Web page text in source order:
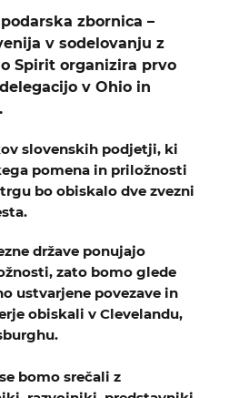
zbornica –
v sodelovanju z
Spirit organizira prvo
v Ohio in
slovenskih podjetji, ki
pomena in priložnosti
bo obiskalo dve zvezni
države ponujajo
zato bomo glede
ustvarjene povezave in
obiskali v Clevelandu,
bomo srečali z